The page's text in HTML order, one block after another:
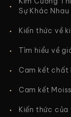
Sự Khác Nhau
Kiến thức về
Tìm hiểu về
Cam kết chất
Cam kết
Kiến thức của